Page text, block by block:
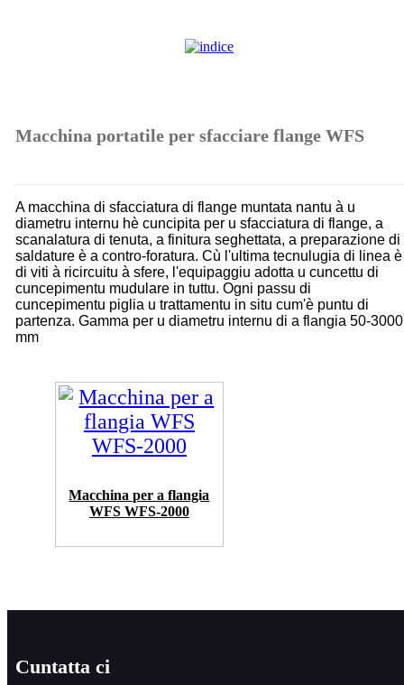
Macchina portatile per sfacciare flange WFS
A macchina di sfacciatura di flange muntata nantu à u
diametru internu hè cuncipita per u sfacciatura di flange, a
scanalatura di tenuta, a finitura seghettata, a preparazione di
saldature è a contro-foratura. Cù l'ultima tecnulugia di linea è
di viti à ricircuitu à sfere, l'equipaggiu adotta u cuncettu di
cuncepimentu mudulare in tuttu. Ogni passu di
cuncepimentu piglia u trattamentu in situ cum'è puntu di
partenza. Gamma per u diametru internu di a flangia 50-3000
mm
Macchina per a flangia
WFS WFS-2000
Cuntatta ci